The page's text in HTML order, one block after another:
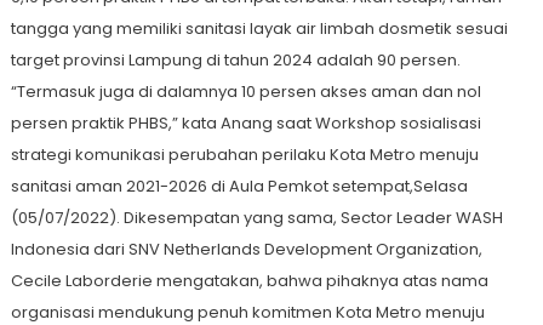
tangga yang memiliki sanitasi layak air limbah dosmetik sesuai
target provinsi Lampung di tahun 2024 adalah 90 persen.
“Termasuk juga di dalamnya 10 persen akses aman dan nol
persen praktik PHBS,” kata Anang saat Workshop sosialisasi
strategi komunikasi perubahan perilaku Kota Metro menuju
sanitasi aman 2021-2026 di Aula Pemkot setempat,Selasa
(05/07/2022). Dikesempatan yang sama, Sector Leader WASH
Indonesia dari SNV Netherlands Development Organization,
Cecile Laborderie mengatakan, bahwa pihaknya atas nama
organisasi mendukung penuh komitmen Kota Metro menuju